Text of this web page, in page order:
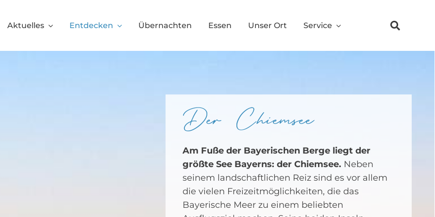
Aktuelles Entdecken Übernachten Essen Unser Ort Service
Der Chiemsee
Am Fuße der Bayerischen Berge liegt der
größte See Bayerns: der Chiemsee. Neben
seinem landschaftlichen Reiz sind es vor allem
die vielen Freizeitmöglichkeiten, die das
Bayerische Meer zu einem beliebten